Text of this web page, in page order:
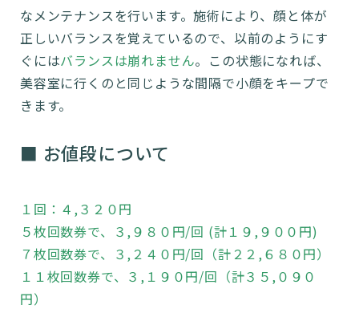
なメンテナンスを行います。施術により、顔と体が
正しいバランスを覚えているので、以前のようにす
ぐにはバランスは崩れません。この状態になれば、
美容室に行くのと同じような間隔で小顔をキープで
きます。
■ お値段について
１回：４,３２０円
５枚回数券で、３,９８０円/回 (計１９,９００円)
７枚回数券で、３,２４０円/回（計２２,６８０円）
１１枚回数券で、３,１９０円/回（計３５,０９０
円）